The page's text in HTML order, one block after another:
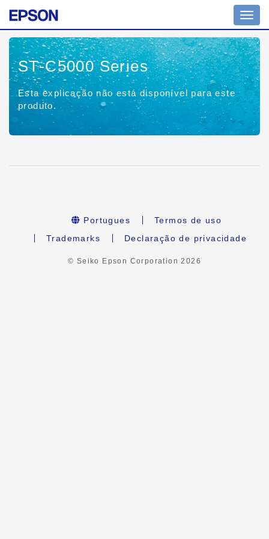
ST-C5000 Series
Esta explicação não está disponível para este
produto.
Portugues
Termos de uso
Trademarks
Declaração de privacidade
© Seiko Epson Corporation2026